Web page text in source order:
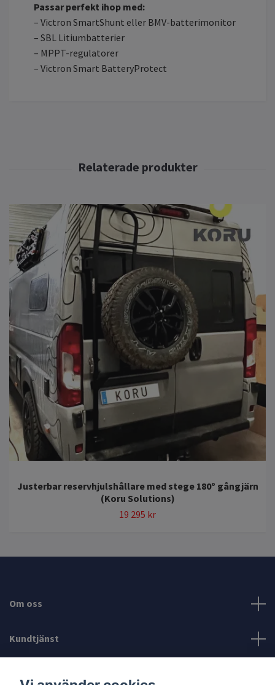
Passar perfekt ihop med:
– Victron SmartShunt eller BMV-batterimonitor
– SBL Litiumbatterier
– MPPT-regulatorer
– Victron Smart BatteryProtect
Justerbar reservhjulshållare med stege 180º gångjärn
(Koru Solutions)
19 295 kr
Om oss
Kundtjänst